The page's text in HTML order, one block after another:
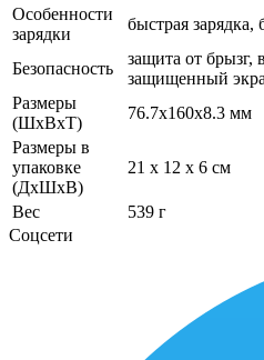
Особенности
зарядки
быстрая зарядка,
Безопасность
защита от брызг,
защищенный
Размеры
(ШхВхТ)
76.7x160x8.3 мм
Размеры в
упаковке
(ДхШхВ)
21 x 12 x 6 см
Вес
539 г
Соцсети